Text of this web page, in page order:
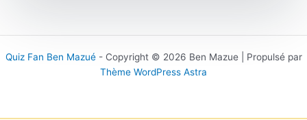
Quiz Fan Ben Mazué- Copyright © 2026 Ben Mazue | Propulsé par
Thème WordPress Astra